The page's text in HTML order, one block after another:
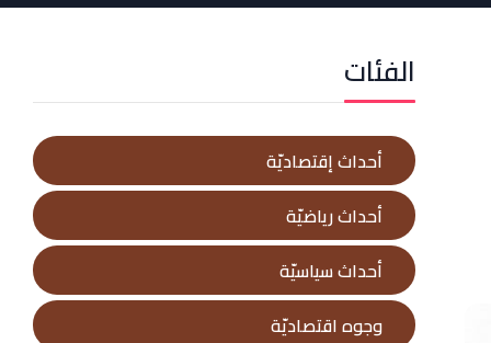
الفئات
أحداث إقتصاديّة
أحداث رياضيّة
أحداث سياسيّة
وجوه اقتصاديّة